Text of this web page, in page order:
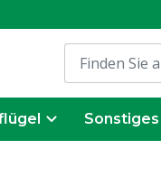
Sonstiges